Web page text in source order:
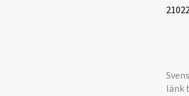
länk